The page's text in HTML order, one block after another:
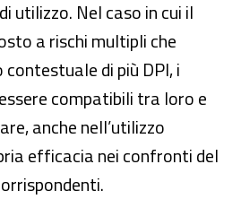
utilizzo. Nel caso in cui il
a rischi multipli che
contestuale di più DPI, i
compatibili tra loro e
anche nell’utilizzo
efficacia nei confronti del